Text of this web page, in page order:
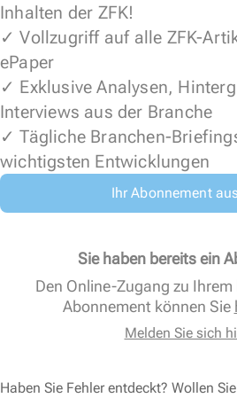
Inhalten der ZFK!
✓ Vollzugriff auf alle ZFK-
ePaper
✓ Exklusive Analysen,
Interviews aus der Branche
✓ Tägliche Branchen-
wichtigsten Entwicklungen
Ihr Abonnement
Sie haben bereits ein
Den Online-Zugang zu
Abonnement können Sie
Melden Sie sich
Haben Sie Fehler entdeckt? Wollen